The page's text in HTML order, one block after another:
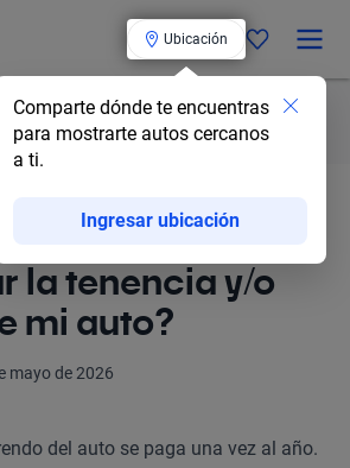
Ubicación
un auto›Trámites ›
¿A partir de qué momento debo pagar la tenencia y/o refrendo de mi auto?
qué momento
la tenencia y/o
mi auto?
mayo de 2026
del auto se paga una vez al año.
Comparte dónde te encuentras
para mostrarte autos cercanos
a ti.
Ingresar ubicación